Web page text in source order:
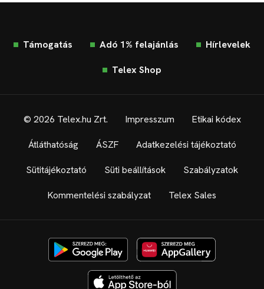
Támogatás Adó 1% felajánlás Hírlevelek
Telex Shop
© 2026 Telex.hu Zrt. Impresszum Etikai kódex
Átláthatóság ÁSZF Adatkezelési tájékoztató
Sütitájékoztató Süti beállítások Szabályzatok
Kommentelési szabályzat Telex Sales